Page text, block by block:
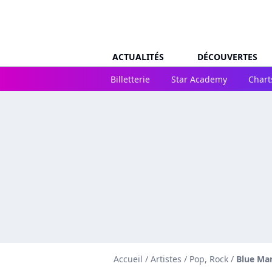
ACTUALITÉS
DÉCOUVERTES
Billetterie
Star Academy
Accueil / Artistes / Pop, Rock / Blue